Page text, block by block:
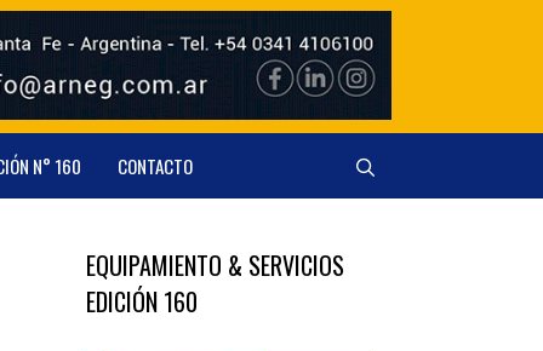
N° 160 CONTACTO
EQUIPAMIENTO & SERVICIOS
EDICIÓN 160